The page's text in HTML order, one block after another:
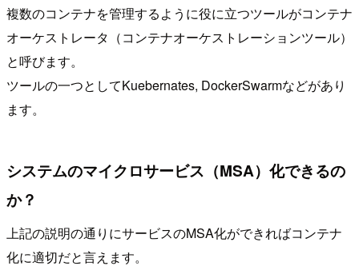
複数のコンテナを管理するように役に立つツールがコンテナ
オーケストレータ（コンテナオーケストレーションツール）
と呼びます。
ツールの一つとしてKuebernates, DockerSwarmなどがあり
ます。
システムのマイクロサービス（MSA）化できるの
か？
上記の説明の通りにサービスのMSA化ができればコンテナ
化に適切だと言えます。